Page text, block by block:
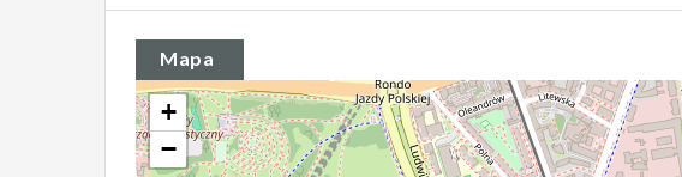
Mapa
+
−